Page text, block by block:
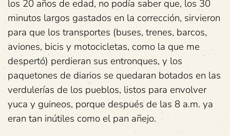
los 20 años de edad, no podía saber que, los 30
minutos largos gastados en la corrección, sirvieron
para que los transportes (buses, trenes, barcos,
aviones, bicis y motocicletas, como la que me
despertó) perdieran sus entronques, y los
paquetones de diarios se quedaran botados en las
verdulerías de los pueblos, listos para envolver
yuca y guineos, porque después de las 8 a.m. ya
eran tan inútiles como el pan añejo.